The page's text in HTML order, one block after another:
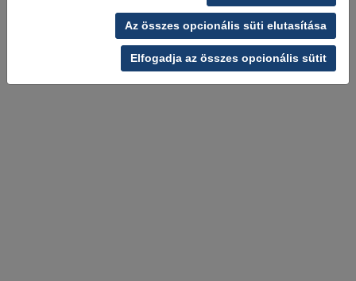
Az összes opcionális süti elutasítása
Elfogadja az összes opcionális sütit
Adatvédelmi irányelvek-Felhasználási feltételek